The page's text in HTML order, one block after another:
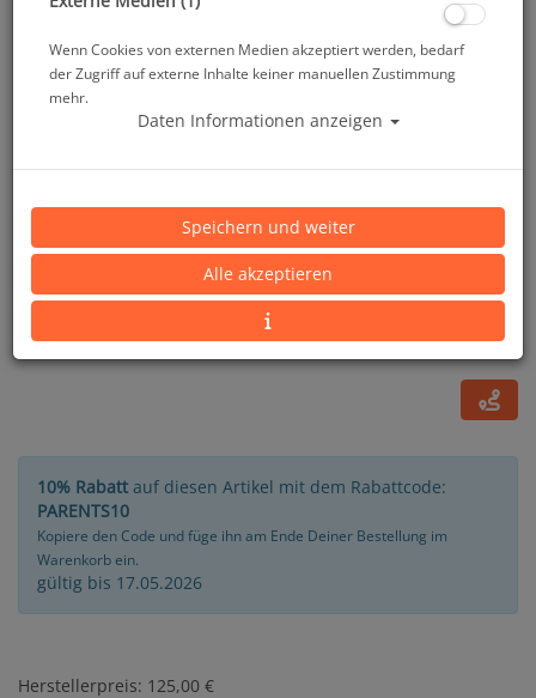
# Vest Flex Evo 5mm - Damen - Komoda - IFlex -
Artikelnr.: sc-0010002027025
10% Rabatt auf diesen Artikel mit dem Rabattcode:
PARENTS10
Kopiere den Code und füge ihn am Ende Deiner Bestellung im
Warenkorb ein.
gültig bis 17.05.2026
Herstellerpreis: 125,00 €
Wenn Cookies von externen Medien akzeptiert werden, bedarf
der Zugriff auf externe Inhalte keiner manuellen Zustimmung
mehr.
Daten Informationen anzeigen
Speichern und weiter
Alle akzeptieren